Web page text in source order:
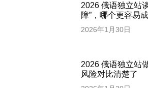
2026 俄语独立站
障”，哪个更容易成
2026年1月30日
2026 俄语独立站
风险对比清楚了